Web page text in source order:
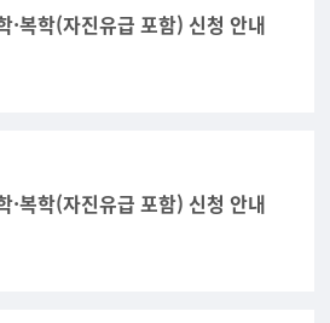
복학(자진유급 포함) 신청 안내
복학(자진유급 포함) 신청 안내